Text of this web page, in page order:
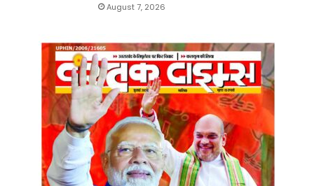
August 7, 2026